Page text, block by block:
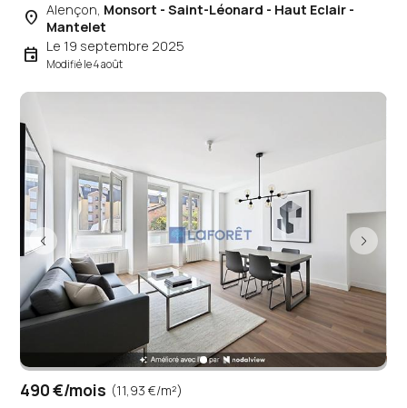
place Alençon, Monsort - Saint-Léonard - Haut Eclair -
Mantelet
event Le 19 septembre 2025
Modifié le 4 août
490 €/mois (11,93 €/m²)